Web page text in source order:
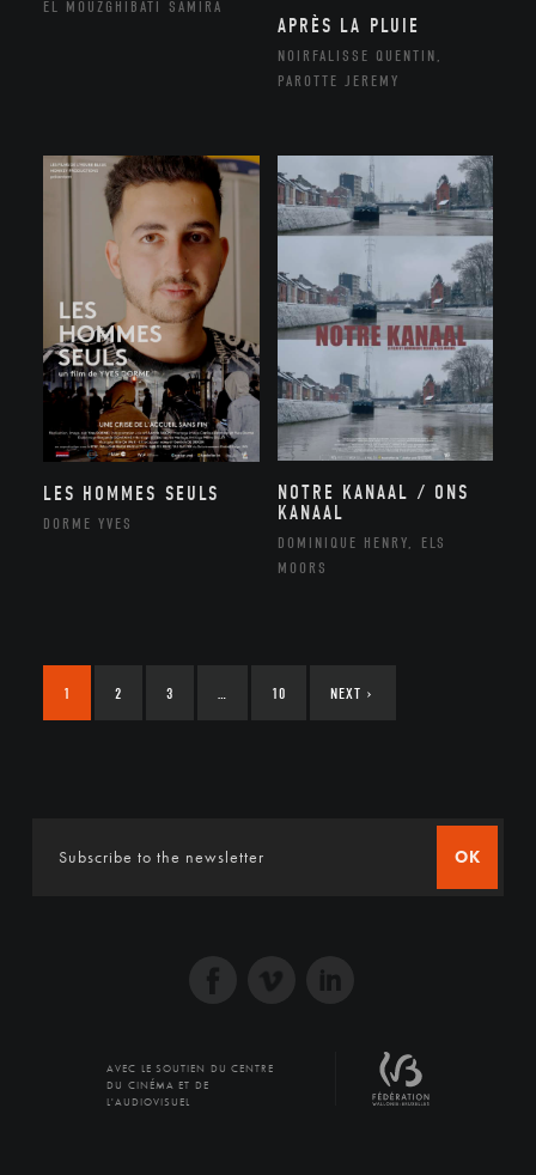
EL MOUZGHIBATI SAMIRA
APRÈS LA PLUIE
NOIRFALISSE QUENTIN,
PAROTTE JEREMY
LES HOMMES SEULS
DORME YVES
NOTRE KANAAL / ONS
KANAAL
DOMINIQUE HENRY, ELS
MOORS
1 2 3 10 NEXT ›
OK
AVEC LE SOUTIEN DU CENTRE
DU CINÉMA ET DE
L'AUDIOVISUEL